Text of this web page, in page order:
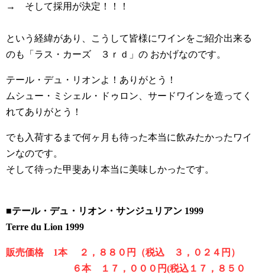
→ そして採用が決定！！！
という経緯があり、こうして皆様にワインをご紹介出来る
のも「ラス・カーズ ３ｒｄ」の おかげなのです。
テール・デュ・リオンよ！ありがとう！
ムシュー・ミシェル・ドゥロン、サードワインを造ってく
れてありがとう！
でも入荷するまで何ヶ月も待った本当に飲みたかったワイ
ンなのです。
そして待った甲斐あり本当に美味しかったです。
■テール・デュ・リオン・サンジュリアン 1999
Terre du Lion 1999
販売価格 1本 ２，８８０円（税込 ３，０２４円）
６本 １７，０００円(税込１７，８５０